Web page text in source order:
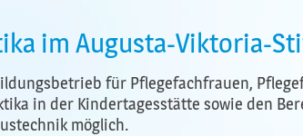
im Augusta-Viktoria-
für Pflegefachfrauen,
in der Kindertagesstätte sowie den
möglich.